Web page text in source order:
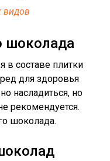
видов
шоколада
в составе плитки
для здоровья
насладиться, но
рекомендуется.
шоколада.